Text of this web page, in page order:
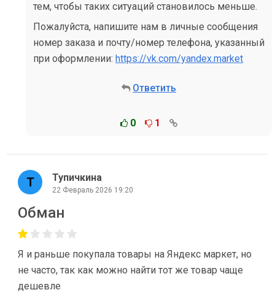
тем, чтобы таких ситуаций становилось меньше.
Пожалуйста, напишите нам в личные сообщения
номер заказа и почту/номер телефона, указанный
при оформлении: https://vk.com/yandex.market
Ответить
0 1
Тупичкина
22 Февраль 2026 19:20
Обман
Я и раньше покупала товары на Яндекс маркет, но
не часто, так как можно найти тот же товар чаще
дешевле